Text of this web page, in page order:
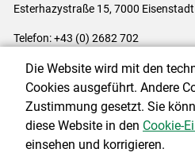
Esterhazystraße 15, 7000 Eisenstadt
Telefon: +43 (0) 2682 702
Impressum|Kontakt|
Cookie-Einstellungen
Die Website wird mit den
Cookies ausgeführt. Andere
Zustimmung gesetzt. Sie
diese Website in den Cookie-
einsehen und korrigieren.